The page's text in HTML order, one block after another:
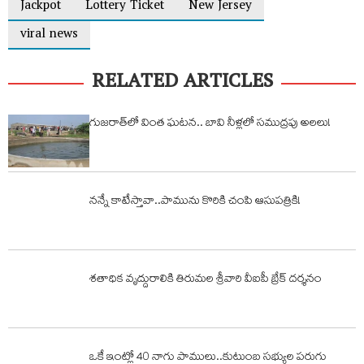
Jackpot
Lottery Ticket
New Jersey
viral news
RELATED ARTICLES
గుజరాత్‌లో వింత ఘటన.. బావి నీళ్లలో సముద్రపు అలలు!
నన్నే కాటేస్తావా..పామును కొరికి చంపి ఆసుపత్రికి!
శతాధిక వృద్దురాలికి తిరుమల శ్రీవారి వీఐపీ బ్రేక్ దర్శనం
ఒకే ఇంట్లో 40 నాగు పాములు..కుటుంబ సభ్యుల పరుగు